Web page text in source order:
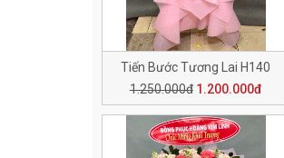
Tiến Bước Tương Lai H140
1.250.000đ 1.200.000đ